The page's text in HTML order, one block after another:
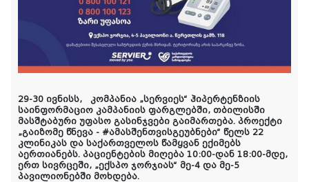
29-30 ივნისს,
კომპანია „სერვიეს“ ჰიპერტენზიის
საინფორმაციო კამპანიის ფარგლებში, თბილისში
მასშტაბური უფასო გასინჯვები გაიმართება. პროექტი
„გაიზომე წნევა - #ამასშენთვისგეუბნები“ წელს 22
კლინიკას და საქართველოს წამყვან ექიმებს
აერთიანებს. პაციენტების მიღება 10:00-დან 18:00-მდე,
ერთ სივრცეში, „ექსპო ჯორჯიას“ მე-4 და მე-5
პავილიონებში მოხდება.